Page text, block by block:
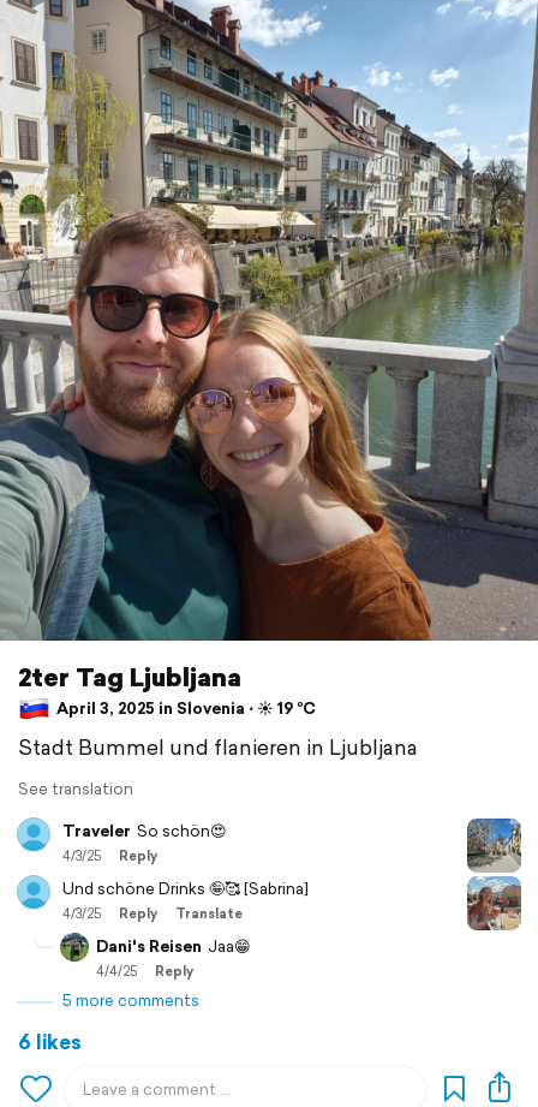
2ter Tag Ljubljana
April 3, 2025 in Slovenia ⋅ ☀️ 19 °C
Stadt Bummel und flanieren in Ljubljana
See translation
Traveler So schön😍
4/3/25 Reply
Und schöne Drinks 🤪🥰 [Sabrina]
4/3/25 Reply Translate
Dani's Reisen Jaa😁
4/4/25 Reply
5 more comments
6 likes